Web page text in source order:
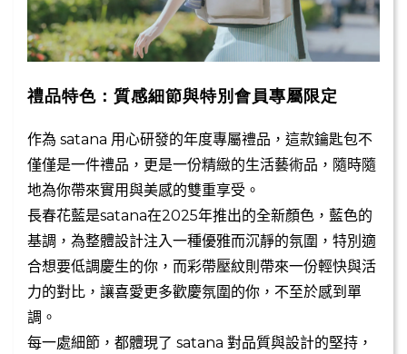
禮品特色：質感細節與特別會員專屬限定
作為 satana 用心研發的年度專屬禮品，這款鑰匙包不
僅僅是一件禮品，更是一份精緻的生活藝術品，隨時隨
地為你帶來實用與美感的雙重享受。
長春花藍是satana在2025年推出的全新顏色，藍色的
基調，為整體設計注入一種優雅而沉靜的氛圍，特別適
合想要低調慶生的你，而彩帶壓紋則帶來一份輕快與活
力的對比，讓喜愛更多歡慶氛圍的你，不至於感到單
調。
每一處細節，都體現了 satana 對品質與設計的堅持，